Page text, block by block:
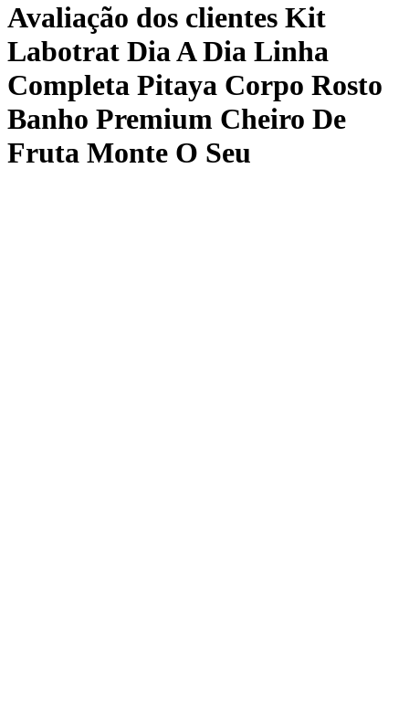
Avaliação dos clientes Kit
Labotrat Dia A Dia Linha
Completa Pitaya Corpo Rosto
Banho Premium Cheiro De
Fruta Monte O Seu